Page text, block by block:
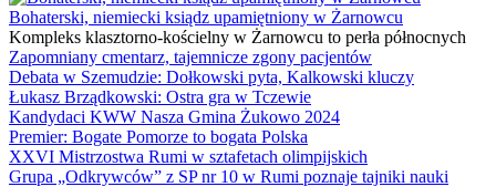
Bohaterski, niemiecki ksiądz upamiętniony w Żarnowcu
Kompleks klasztorno-kościelny w Żarnowcu to perła północnych
Zapomniany cmentarz, tajemnicze zgony pacjentów
Debata w Szemudzie: Dołkowski pyta, Kalkowski kluczy
Łukasz Brządkowski: Ostra gra w Tczewie
Kandydaci KWW Nasza Gmina Żukowo 2024
Premier: Bogate Pomorze to bogata Polska
XXVI Mistrzostwa Rumi w sztafetach olimpijskich
Grupa „Odkrywców” z SP nr 10 w Rumi poznaje tajniki nauki